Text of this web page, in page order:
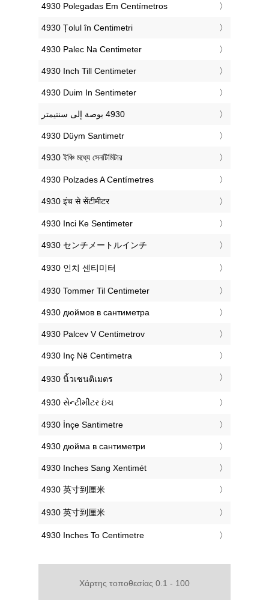
‎4930 Polegadas Em Centímetros
‎4930 Țolul în Centimetri
‎4930 Palec Na Centimeter
‎4930 Inch Till Centimeter
‎4930 Duim In Sentimeter
‎4930 Düym Santimetr
‎4930 ইঞ্চি মধ্যে সেনটিমিটার
‎4930 Polzades A Centímetres
‎4930 इंच से सेंटीमीटर
‎4930 Inci Ke Sentimeter
‎4930 センチメートルインチ
‎4930 인치 센티미터
‎4930 Tommer Til Centimeter
‎4930 дюймов в сантиметра
‎4930 Palcev V Centimetrov
‎4930 Inç Në Centimetra
‎4930 นิ้วเซนติเมตร
‎4930 સેન્ટીમીટર ઇંચ
‎4930 İnçe Santimetre
‎4930 дюйма в сантиметри
‎4930 Inches Sang Xentimét
‎4930 英寸到厘米
‎4930 英寸到厘米
‎4930 Inches To Centimetre
Χάρτης τοποθεσίας 0.1 - 100